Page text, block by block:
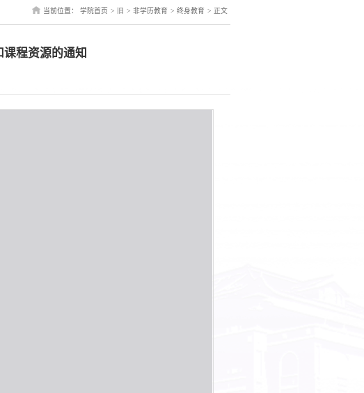
当前位置： 学院首页 > 旧 > 非学历教育 > 终身教育 > 正文
程资源的通知